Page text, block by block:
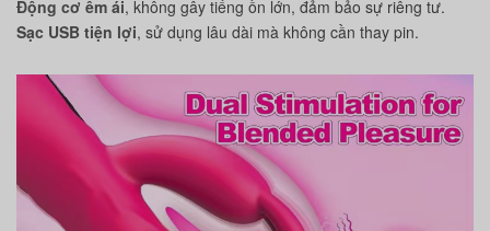
Động cơ êm ái, không gây tiếng ồn lớn, đảm bảo sự riêng tư.
Sạc USB tiện lợi, sử dụng lâu dài mà không cần thay pin.